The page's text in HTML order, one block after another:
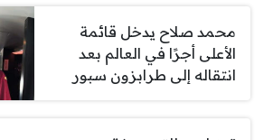
محمد صلاح يدخل قائمة
الأعلى أجرًا في العالم بعد
انتقاله إلى طرابزون سبور